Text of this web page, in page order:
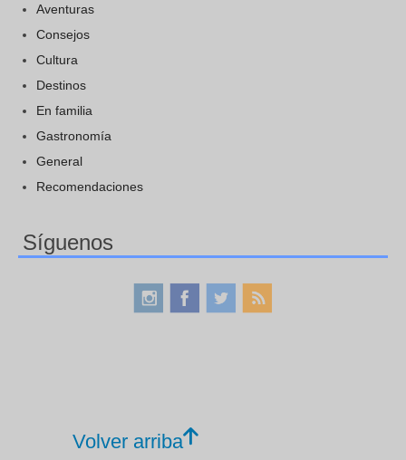
Aventuras
Consejos
Cultura
Destinos
En familia
Gastronomía
General
Recomendaciones
Síguenos
Volver arriba